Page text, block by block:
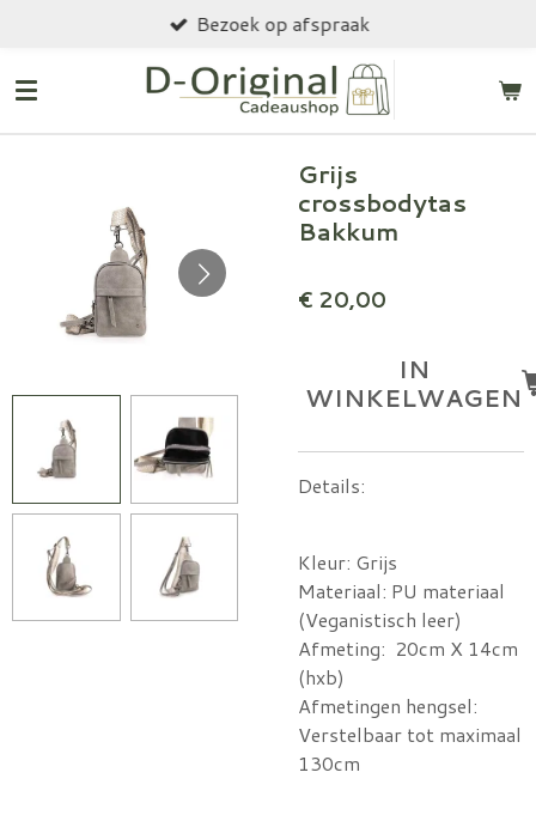
naar
hoofdinhoud
Bezoek op afspraak
Grijs
crossbodytas
Bakkum
€ 20,00
IN
WINKELWAGEN
Details:
Kleur: Grijs
Materiaal: PU materiaal
(Veganistisch leer)
Afmeting: 20cm X 14cm
(hxb)
Afmetingen hengsel:
Verstelbaar tot maximaal
130cm